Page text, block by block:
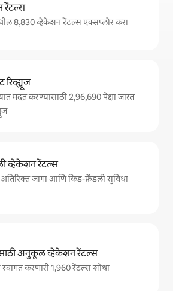
रेंटल्स
8,830 व्हेकेशन रेंटल्स एक्सप्लोर करा
रिव्ह्यूज
मदत करण्यासाठी 2,96,690 पेक्षा जास्त
व्हेकेशन रेंटल्स
अतिरिक्त जागा आणि किड-फ्रेंडली सुविधा
अनुकूल व्हेकेशन रेंटल्स
स्वागत करणारी 1,960 रेंटल्स शोधा